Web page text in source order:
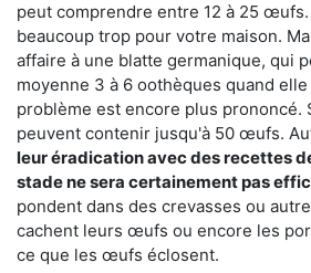
peut comprendre entre 12 à 25
beaucoup trop pour votre maison.
affaire à une blatte germanique, qui
moyenne 3 à 6 oothèques quand
problème est encore plus prononcé.
peuvent contenir jusqu'à 50 œufs.
leur éradication avec des recettes
stade ne sera certainement pas
pondent dans des crevasses ou
cachent leurs œufs ou encore les
ce que les œufs éclosent.